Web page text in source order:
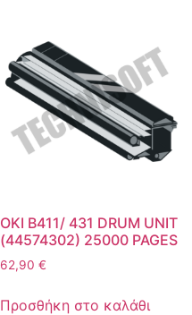
OKI B411/ 431 DRUM UNIT
(44574302) 25000 PAGES
62,90 €
Προσθήκη στο καλάθι